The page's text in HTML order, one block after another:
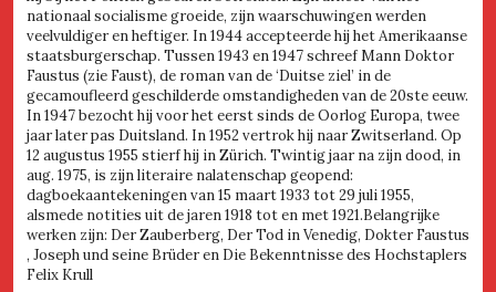
nationaal socialisme groeide, zijn waarschuwingen werden
veelvuldiger en heftiger. In 1944 accepteerde hij het Amerikaanse
staatsburgerschap. Tussen 1943 en 1947 schreef Mann Doktor
Faustus (zie Faust), de roman van de ‘Duitse ziel’ in de
gecamoufleerd geschilderde omstandigheden van de 20ste eeuw.
In 1947 bezocht hij voor het eerst sinds de Oorlog Europa, twee
jaar later pas Duitsland. In 1952 vertrok hij naar Zwitserland. Op
12 augustus 1955 stierf hij in Zürich. Twintig jaar na zijn dood, in
aug. 1975, is zijn literaire nalatenschap geopend:
dagboekaantekeningen van 15 maart 1933 tot 29 juli 1955,
alsmede notities uit de jaren 1918 tot en met 1921.Belangrijke
werken zijn: Der Zauberberg, Der Tod in Venedig, Dokter Faustus
, Joseph und seine Brüder en Die Bekenntnisse des Hochstaplers
Felix Krull